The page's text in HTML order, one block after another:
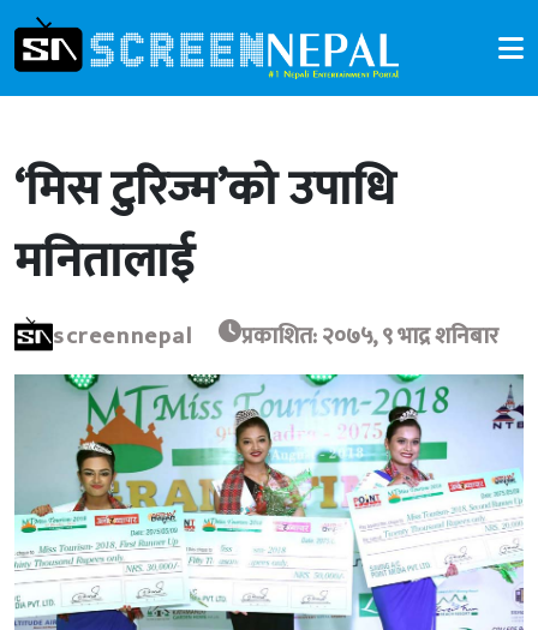
‘मिस टुरिज्म’को उपाधि
मनितालाई
screennepal प्रकाशित: २०७५, ९ भाद्र शनिबार